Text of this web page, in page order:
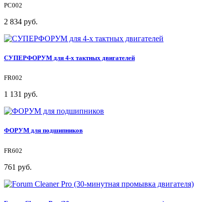
PC002
2 834 руб.
СУПЕРФОРУМ для 4-х тактных двигателей
FR002
1 131 руб.
ФОРУМ для подшипников
FR602
761 руб.